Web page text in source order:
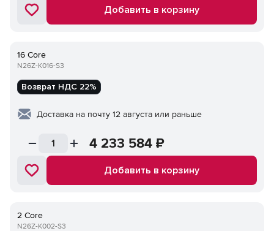
Добавить в корзину
16 Core
N26Z-K016-S3
Возврат НДС 22%
Доставка на почту 12 августа или раньше
4 233 584 ₽
Добавить в корзину
2 Core
N26Z-K002-S3